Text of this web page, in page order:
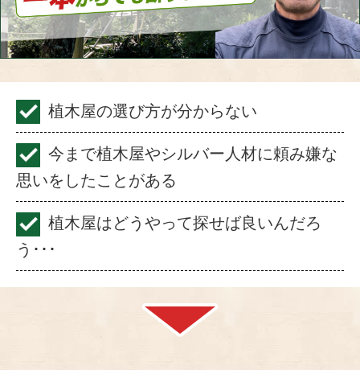
植木屋の選び方が分からない
今まで植木屋やシルバー人材に頼み嫌な
思いをしたことがある
植木屋はどうやって探せば良いんだろ
う･･･